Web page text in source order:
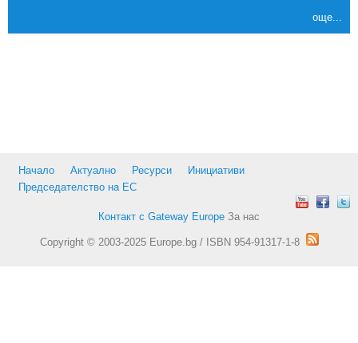
още...
Начало Актуално Ресурси
Инициативи
Председателство на ЕС
Контакт с Gateway Europe За нас
Copyright © 2003-2025 Europe.bg / ISBN 954-91317-1-8